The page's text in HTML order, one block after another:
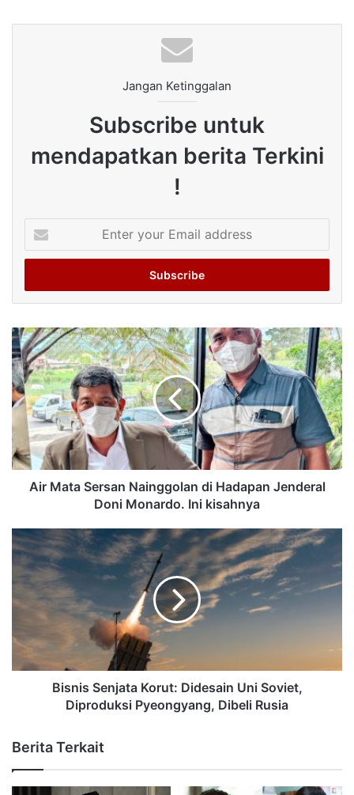
Jangan Ketinggalan
Subscribe untuk
mendapatkan berita Terkini
!
your
Email
Air Mata Sersan Nainggolan di Hadapan Jenderal
Doni Monardo. Ini kisahnya
Bisnis Senjata Korut: Didesain Uni Soviet,
Diproduksi Pyeongyang, Dibeli Rusia
Berita Terkait